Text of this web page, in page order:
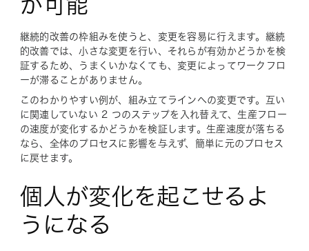
が可能
継続的改善の枠組みを使うと、変更を容易に行えます。継続
的改善では、小さな変更を行い、それらが有効かどうかを検
証するため、うまくいかなくても、変更によってワークフロ
ーが滞ることがありません。
このわかりやすい例が、組み立てラインへの変更です。互い
に関連していない 2 つのステップを入れ替えて、生産フロー
の速度が変化するかどうかを検証します。生産速度が落ちる
なら、全体のプロセスに影響を与えず、簡単に元のプロセス
に戻せます。
個人が変化を起こせるよ
うになる